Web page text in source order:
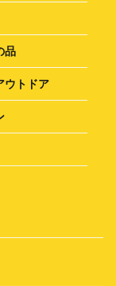
品
ウトドア